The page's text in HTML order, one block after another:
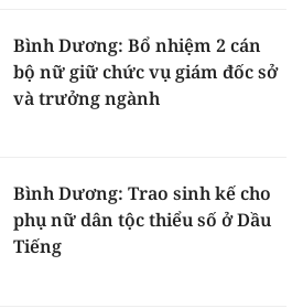
Bình Dương: Bổ nhiệm 2 cán
bộ nữ giữ chức vụ giám đốc sở
và trưởng ngành
Bình Dương: Trao sinh kế cho
phụ nữ dân tộc thiểu số ở Dầu
Tiếng